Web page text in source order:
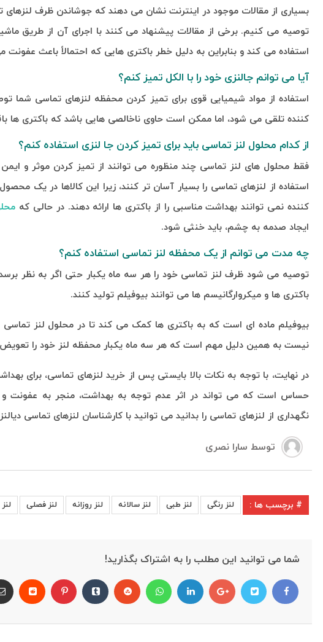
بسیاری از مقالات موجود در اینترنت نشان می دهند که جوشاندن ظرف
توصیه می کنیم. برخی از مقالات پیشنهاد می کنند با اجرای آن از طریق
استفاده می کند و بنابراین به دلیل خطر باکتری هایی که احتمالاً باعث
آیا می توانم جالنزی خود را با الکل تمیز کنم؟
استفاده از مواد شیمیایی قوی برای تمیز کردن محفظه لنزهای تماسی
کننده تلقی می شود، اما ممکن است حاوی ناخالصی هایی باشد که باکتری ها
از کدام محلول لنز تماسی باید برای تمیز کردن جا لنزی استفاده کنم؟
فقط محلول های لنز تماسی چند منظوره می توانند از تمیز کردن موثر و
استفاده از لنزهای تماسی را بسیار آسان تر کنند، زیرا این کالاها در یک
کننده نمی توانند بهداشت مناسبی را از باکتری ها ارائه دهند. در حالی که
ایجاد صدمه به چشم، باید خنثی شود.
چه مدت می توانم از یک محفظه لنز تماسی استفاده کنم؟
توصیه می شود ظرف لنز تماسی خود را هر سه ماه یکبار حتی اگر به نظر
باکتری ها و میکروارگانیسم ها می توانند بیوفیلم تولید کنند.
بیوفیلم ماده ای است که به باکتری ها کمک می کند تا در محلول لنز
نیست به همین دلیل مهم است که هر سه ماه یکبار محفظه لنز خود را
در نهایت، با توجه به نکات بالا بایستی پس از خرید لنزهای تماسی، برای
حساس است که می تواند در اثر عدم توجه به بهداشت، منجر به عفونت و
نگهداری از لنزهای تماسی را بدانید می توانید با کارشناسان لنزهای تماسی
توسط سارا نصری
# برچسب ها : لنز رنگی لنز طبی لنز سالانه لنز روزانه لنز فصلی
شما می توانید این مطلب را به اشتراک بگذارید!